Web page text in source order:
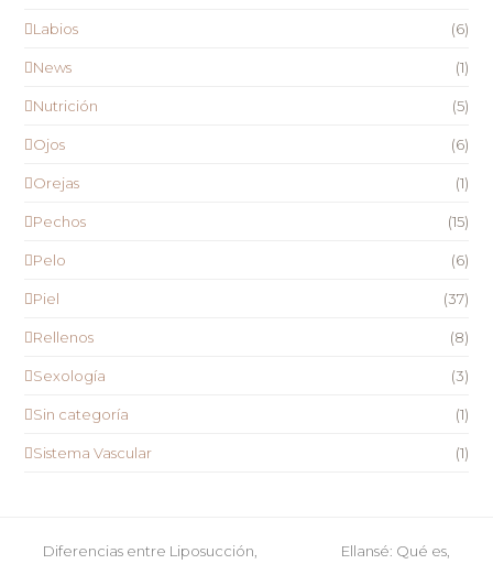
Labios (6)
News (1)
Nutrición (5)
Ojos (6)
Orejas (1)
Pechos (15)
Pelo (6)
Piel (37)
Rellenos (8)
Sexología (3)
Sin categoría (1)
Sistema Vascular (1)
Diferencias entre Liposucción,
Ellansé: Qué es,